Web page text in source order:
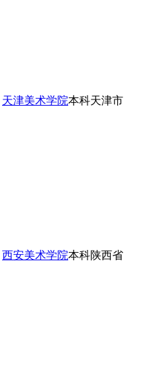
天津美术学院本科天津市
西安美术学院本科陕西省